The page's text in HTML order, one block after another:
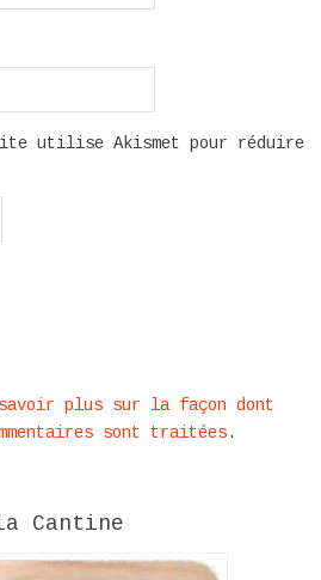
utilise Akismet pour réduire
savoir plus sur la façon dont
sont traitées.
Cantine